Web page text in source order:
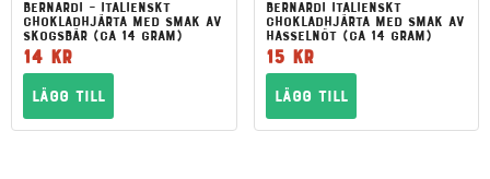
Bernardi – Italienskt
chokladhjärta med smak av
skogsbär (ca 14 gram)
14 kr
Lägg till
Bernardi Italienskt
chokladhjärta med smak av
hasselnöt (ca 14 gram)
15 kr
Lägg till